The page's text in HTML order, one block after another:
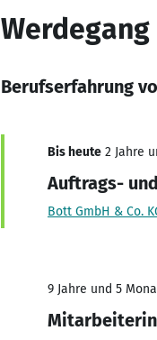
Werdegang
Berufserfahrung
Bis heute 2 Jahre
Auftrags-
Bott GmbH & Co.
9 Jahre und 5